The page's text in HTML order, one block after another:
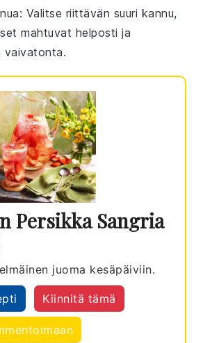
: Valitse riittävän suuri kannu,
mahtuvat helposti ja
vaivatonta.
Persikka Sangria
juoma kesäpäiviin.
Kiinnitä tämä